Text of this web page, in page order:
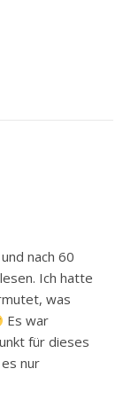
nach 60
Ich hatte
was
Es war
für dieses
nur